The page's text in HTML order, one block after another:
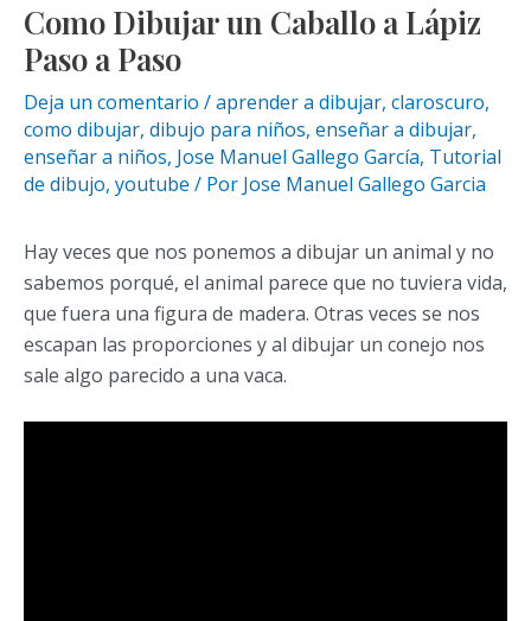
Como Dibujar un Caballo a Lápiz
Paso a Paso
Deja un comentario /aprender a dibujar, claroscuro,
como dibujar, dibujo para niños, enseñar a dibujar,
enseñar a niños, Jose Manuel Gallego García, Tutorial
de dibujo, youtube / Por Jose Manuel Gallego Garcia
Hay veces que nos ponemos a dibujar un animal y no
sabemos porqué, el animal parece que no tuviera vida,
que fuera una figura de madera. Otras veces se nos
escapan las proporciones y al dibujar un conejo nos
sale algo parecido a una vaca.